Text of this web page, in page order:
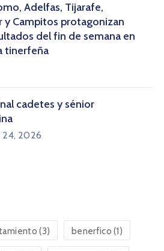
Adelfas, Tijarafe,
y Campitos protagonizan
del fin de semana en
tinerfeña
cadetes y sénior
24, 2026
(3) benerfico (1)